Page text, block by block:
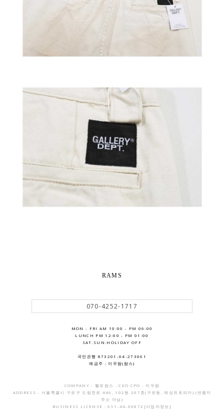
RAMS
070-4252-1717
MON - FRI AM 10:00 - PM 06:00
LUNCH PM 12:00 - PM 01:00
SAT.SUN.HOLIDAY OFF
국민은행 873201-04-273061
예금주 : 이우람(람스)
COMPANY - 헬로람스 . CEO CPO - 이우람
ADDRESS - 서울특별시 구로구 도림천로 446, 102동 207호(구로동, 예성유토피아) (반품지
주소 아님)
BUSINESS LICENSE : 691-44-00872 [사업자정보]